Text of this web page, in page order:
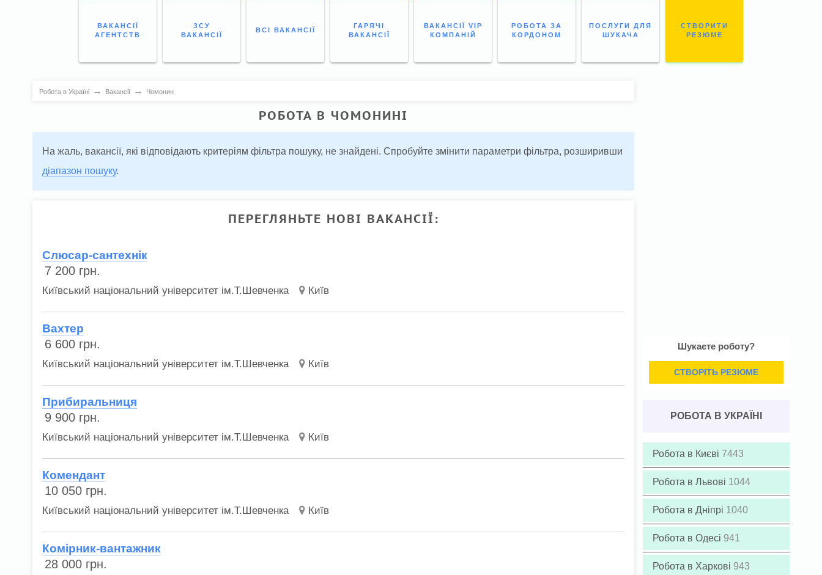
ВАКАНСІЇ
АГЕНТСТВ
ЗСУ
ВАКАНСІЇ
ВСІ ВАКАНСІЇ
ГАРЯЧІ
ВАКАНСІЇ
ВАКАНСІЇ VIP
КОМПАНІЙ
РОБОТА ЗА
КОРДОНОМ
ПОСЛУГИ ДЛЯ
ШУКАЧА
СТВОРИТИ
РЕЗЮМЕ
Робота в Україні → Вакансії → Чомонин
РОБОТА В ЧОМОНИНІ
На жаль, вакансії, які відповідають критеріям фільтра пошуку, не знайдені. Спробуйте змінити параметри фільтра, розширивши
діапазон пошуку.
ПЕРЕГЛЯНЬТЕ НОВІ ВАКАНСІЇ:
Слюсар-сантехнік
7 200 грн.
Київський національний університет ім.Т.Шевченка Київ
Вахтер
6 600 грн.
Київський національний університет ім.Т.Шевченка Київ
Прибиральниця
9 900 грн.
Київський національний університет ім.Т.Шевченка Київ
Комендант
10 050 грн.
Київський національний університет ім.Т.Шевченка Київ
Комірник-вантажник
28 000 грн.
Шукаєте роботу?
СТВОРІТЬ РЕЗЮМЕ
РОБОТА В УКРАЇНІ
Робота в Києві 7443
Робота в Львові 1044
Робота в Дніпрі 1040
Робота в Одесі 941
Робота в Харкові 943